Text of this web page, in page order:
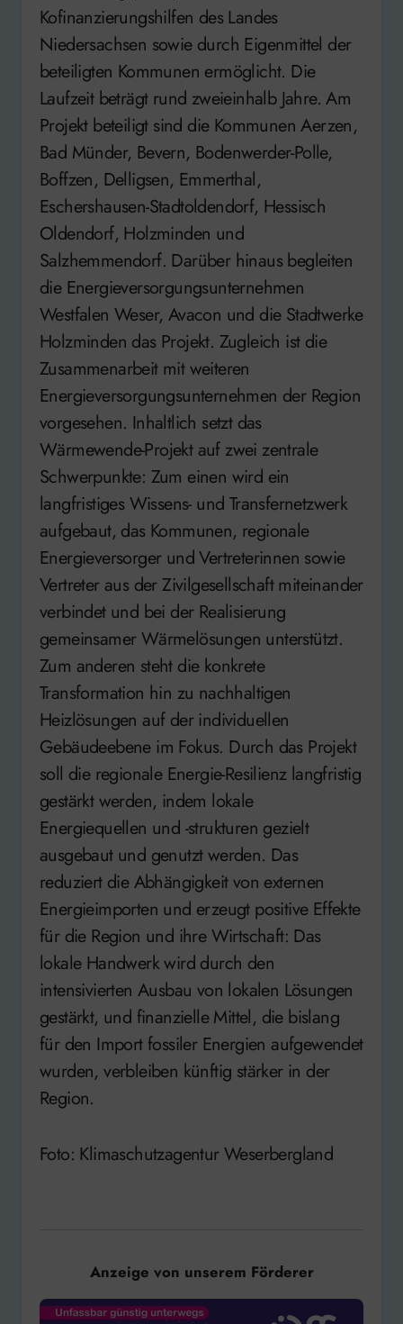
Kofinanzierungshilfen des Landes
Niedersachsen sowie durch Eigenmittel der
beteiligten Kommunen ermöglicht. Die
Laufzeit beträgt rund zweieinhalb Jahre. Am
Projekt beteiligt sind die Kommunen Aerzen,
Bad Münder, Bevern, Bodenwerder-Polle,
Boffzen, Delligsen, Emmerthal,
Eschershausen-Stadtoldendorf, Hessisch
Oldendorf, Holzminden und
Salzhemmendorf. Darüber hinaus begleiten
die Energieversorgungsunternehmen
Westfalen Weser, Avacon und die Stadtwerke
Holzminden das Projekt. Zugleich ist die
Zusammenarbeit mit weiteren
Energieversorgungsunternehmen der Region
vorgesehen. Inhaltlich setzt das
Wärmewende-Projekt auf zwei zentrale
Schwerpunkte: Zum einen wird ein
langfristiges Wissens- und Transfernetzwerk
aufgebaut, das Kommunen, regionale
Energieversorger und Vertreterinnen sowie
Vertreter aus der Zivilgesellschaft miteinander
verbindet und bei der Realisierung
gemeinsamer Wärmelösungen unterstützt.
Zum anderen steht die konkrete
Transformation hin zu nachhaltigen
Heizlösungen auf der individuellen
Gebäudeebene im Fokus. Durch das Projekt
soll die regionale Energie-Resilienz langfristig
gestärkt werden, indem lokale
Energiequellen und -strukturen gezielt
ausgebaut und genutzt werden. Das
reduziert die Abhängigkeit von externen
Energieimporten und erzeugt positive Effekte
für die Region und ihre Wirtschaft: Das
lokale Handwerk wird durch den
intensivierten Ausbau von lokalen Lösungen
gestärkt, und finanzielle Mittel, die bislang
für den Import fossiler Energien aufgewendet
wurden, verbleiben künftig stärker in der
Region.
Foto: Klimaschutzagentur Weserbergland
Anzeige von unserem Förderer